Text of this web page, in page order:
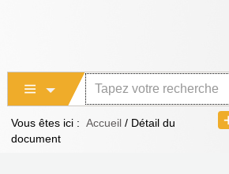
Vous êtes ici : Accueil / Détail du
document